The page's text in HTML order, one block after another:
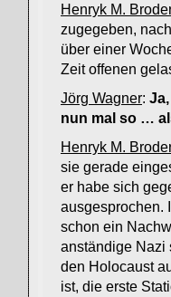
Henryk M.
zugegeben,
über einer
Zeit offenen
Jörg Wagner:
nun mal so …
Henryk M.
sie gerade
er habe sich
ausgesprochen.
schon ein
anständige Nazi
den Holocaust
ist, die erste